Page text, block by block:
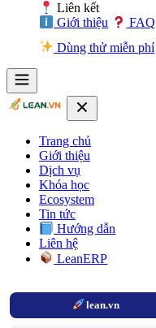
Liên kết
Giới thiệu
FAQ
Dùng thử miễn phí
Trang chủ
Giới thiệu
Dịch vụ
Khóa học
Ecosystem
Tin tức
Hướng dẫn
Liên hệ
LeanERP
lean.vn